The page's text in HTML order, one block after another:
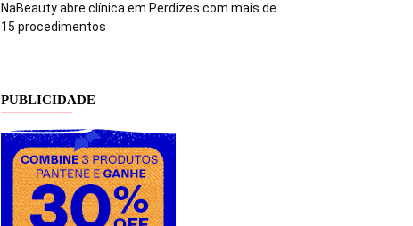
NaBeauty abre clínica em Perdizes com mais de
15 procedimentos
PUBLICIDADE